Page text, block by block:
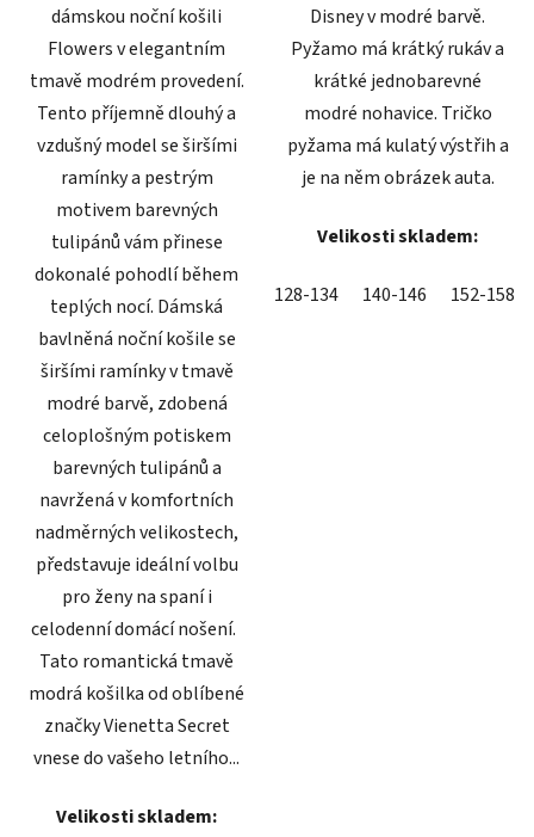
dámskou noční košili
Flowers v elegantním
tmavě modrém provedení.
Tento příjemně dlouhý a
vzdušný model se širšími
ramínky a pestrým
motivem barevných
tulipánů vám přinese
dokonalé pohodlí během
teplých nocí. Dámská
bavlněná noční košile se
širšími ramínky v tmavě
modré barvě, zdobená
celoplošným potiskem
barevných tulipánů a
navržená v komfortních
nadměrných velikostech,
představuje ideální volbu
pro ženy na spaní i
celodenní domácí nošení.
Tato romantická tmavě
modrá košilka od oblíbené
značky Vienetta Secret
vnese do vašeho letního...
Velikosti skladem:
Disney v modré barvě.
Pyžamo má krátký rukáv a
krátké jednobarevné
modré nohavice. Tričko
pyžama má kulatý výstřih a
je na něm obrázek auta.
Velikosti skladem:
128-134 140-146 152-158